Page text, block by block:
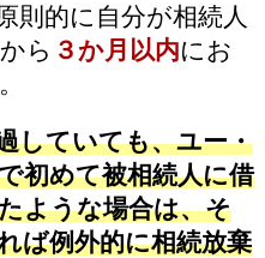
則的に自分が相続人
ら ３か月以内にお
していても、ユー・
初めて被相続人に借
ような場合は、そ
ば例外的に相続放棄